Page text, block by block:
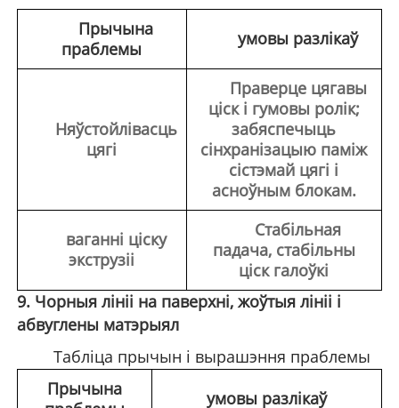
Прычына
праблемы
умовы разлікаў
Няўстойлівасць
цягі
Праверце цягавы
ціск і гумовы ролік;
забяспечыць
сінхранізацыю паміж
сістэмай цягі і
асноўным блокам.
ваганні ціску
экструзіі
Стабільная
падача, стабільны
ціск галоўкі
9. Чорныя лініі на паверхні, жоўтыя лініі і
абвуглены матэрыял
Табліца прычын і вырашэння праблемы
Прычына
умовы разлікаў